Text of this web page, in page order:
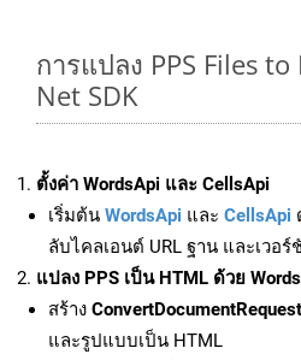
การแปลง PPS Files to
Net SDK
ตั้งค่า WordsApi และ CellsApi
เริ่มต้น WordsApi และ CellsApi
ลับไคลเอนต์ URL ฐาน และเวอ
แปลง PPS เป็น HTML ด้วย
สร้าง ConvertDocumentRequest
และรูปแบบเป็น HTML